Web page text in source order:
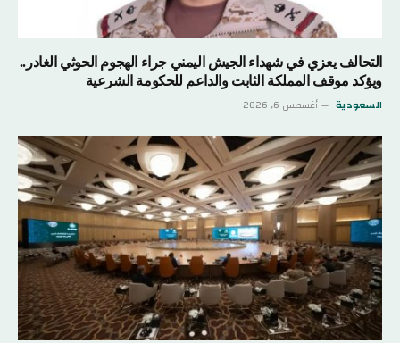
التحالف يعزي في شهداء الجيش اليمني جراء الهجوم الحوثي الغادر..
ويؤكد موقف المملكة الثابت والداعم للحكومة الشرعية
السعودية أغسطس 6, 2026